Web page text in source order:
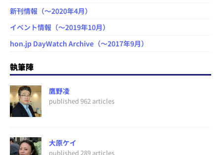
新刊情報（～2020年4月）
イベント情報（～2019年10月）
hon.jp DayWatch Archive（～2017年9月）
執筆陣
鷹野凌
published 962 articles
大原ケイ
published 289 articles